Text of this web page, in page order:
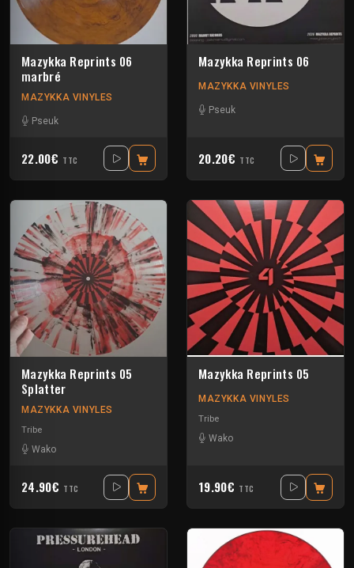
Mazykka Reprints 06
marbré
MAZYKKA VINYLES
Pseuk
22.00€ TTC
Mazykka Reprints 06
MAZYKKA VINYLES
Pseuk
20.20€ TTC
Mazykka Reprints 05
Splatter
MAZYKKA VINYLES
Tribe
Wako
24.90€ TTC
Mazykka Reprints 05
MAZYKKA VINYLES
Tribe
Wako
19.90€ TTC